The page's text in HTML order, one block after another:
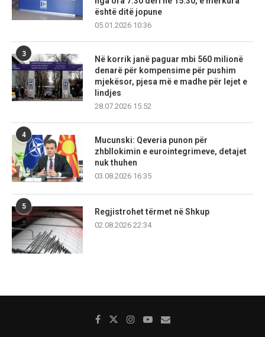
është ditë jopune
05.01.2026 10:36
3
Në korrik janë paguar mbi 560 milionë
denarë për kompensime për pushim
mjekësor, pjesa më e madhe për lejet e
lindjes
28.07.2026 15:52
4
Mucunski: Qeveria punon për
zhbllokimin e eurointegrimeve, detajet
nuk thuhen
03.08.2026 16:35
5
Regjistrohet tërmet në Shkup
02.08.2026 22:34